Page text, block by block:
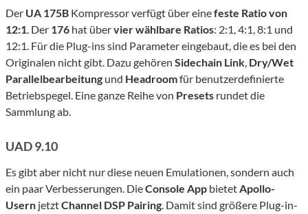
Der UA 175B Kompressor verfügt über einefeste Ratio von
12:1. Der 176 hat übervier wählbare Ratios: 2:1, 4:1, 8:1 und
12:1. Für die Plug-ins sind Parameter eingebaut, die es bei den
Originalen nicht gibt. Dazu gehören Sidechain Link, Dry/Wet
Parallelbearbeitung und Headroomfür benutzerdefinierte
Betriebspegel. Eine ganze Reihe von Presets rundet die
Sammlung ab.
UAD 9.10
Es gibt aber nicht nur diese neuen Emulationen, sondern auch
ein paar Verbesserungen. DieConsole App bietetApollo-
Usern jetztChannel DSP Pairing. Damit sind größere Plug-in-